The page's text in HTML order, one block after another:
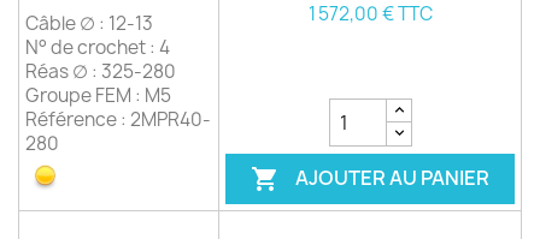
Câble ∅ : 12-13
N° de crochet : 4
Réas ∅ : 325-280
Groupe FEM : M5
Référence : 2MPR40-
280
1 572,00 € TTC
 AJOUTER AU PANIER